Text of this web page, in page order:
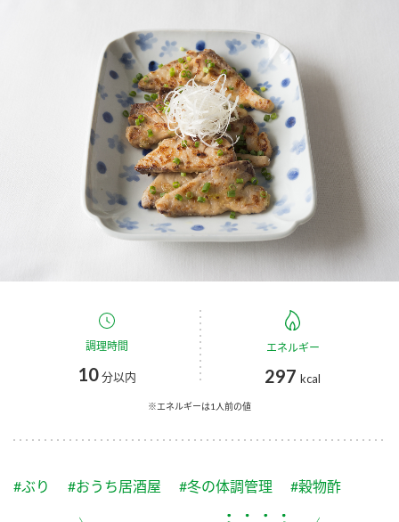
調味酢
お酢ドリンク ぽん酢
みりん風・料理酒 鍋用調味料
スープ 中華
ふりかけ おすしの素
キャンペーン情報
ブランド・スペシャルサイト
ブランド・スペシャルサイト トップ
商品ブランドサイト
Fibee（ファイビー）
カンタン酢
お酢ドリンク
つゆ
企業情報
企業理念
ミツカンの歴史
ミツカンを知る
環境への取り組み
調理時間
10分以内
エネルギー
297 kcal
※エネルギーは1人前の値
#ぶり #おうち居酒屋 #冬の体調管理 #穀物酢